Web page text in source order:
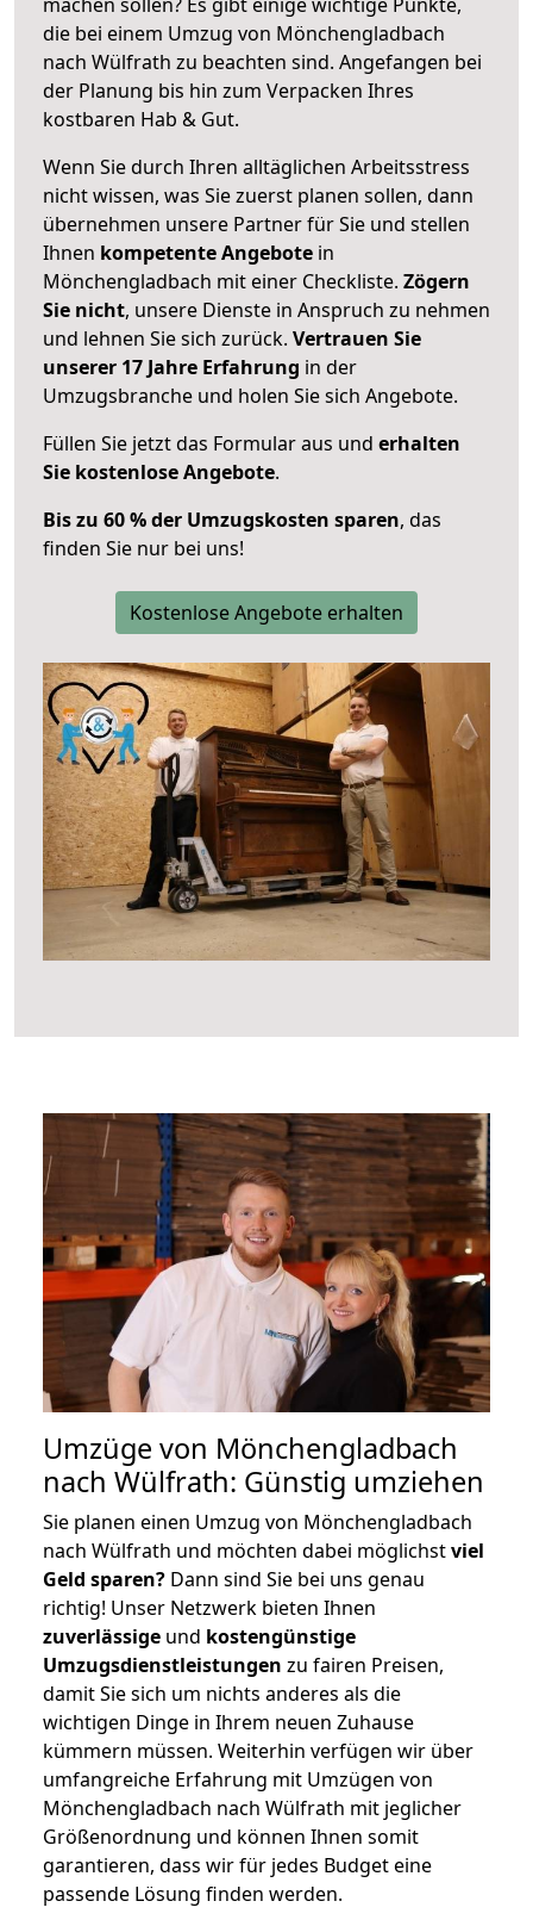
die bei einem Umzug von Mönchengladbach
nach Wülfrath zu beachten sind. Angefangen bei
der Planung bis hin zum Verpacken Ihres
kostbaren Hab & Gut.
Wenn Sie durch Ihren alltäglichen Arbeitsstress
nicht wissen, was Sie zuerst planen sollen, dann
übernehmen unsere Partner für Sie und stellen
Ihnen kompetente Angebote in
Mönchengladbach mit einer Checkliste. Zögern
Sie nicht, unsere Dienste in Anspruch zu nehmen
und lehnen Sie sich zurück. Vertrauen Sie
unserer 17 Jahre Erfahrung in der
Umzugsbranche und holen Sie sich Angebote.
Füllen Sie jetzt das Formular aus und erhalten
Sie kostenlose Angebote.
Bis zu 60 % der Umzugskosten sparen, das
finden Sie nur bei uns!
Kostenlose Angebote erhalten
Umzüge von Mönchengladbach
nach Wülfrath: Günstig umziehen
Sie planen einen Umzug von Mönchengladbach
nach Wülfrath und möchten dabei möglichstviel
Geld sparen? Dann sind Sie bei uns genau
richtig! Unser Netzwerk bieten Ihnen
zuverlässige und kostengünstige
Umzugsdienstleistungen zu fairen Preisen,
damit Sie sich um nichts anderes als die
wichtigen Dinge in Ihrem neuen Zuhause
kümmern müssen. Weiterhin verfügen wir über
umfangreiche Erfahrung mit Umzügen von
Mönchengladbach nach Wülfrath mit jeglicher
Größenordnung und können Ihnen somit
garantieren, dass wir für jedes Budget eine
passende Lösung finden werden.